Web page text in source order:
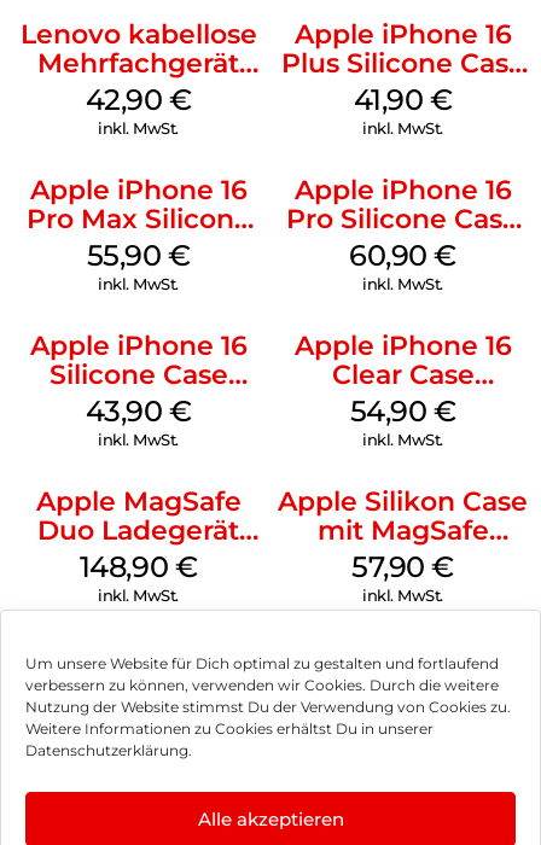
Um unsere Website für Dich optimal zu gestalten und fortlaufend
verbessern zu können, verwenden wir Cookies. Durch die weitere
Nutzung der Website stimmst Du der Verwendung von Cookies zu.
Weitere Informationen zu Cookies erhältst Du in unserer
Datenschutzerklärung.
Alle akzeptieren
Lenovo kabellose
Mehrfachgerät
Luna Grey
42,90 €
inkl. MwSt.
Apple iPhone 16
Plus Silicone Case
MagSafe Stone
Gray
41,90 €
inkl. MwSt.
Apple iPhone 16
Pro Max Silicone
Case MagSafe
Stone Gray
55,90 €
inkl. MwSt.
Apple iPhone 16
Pro Silicone Case
MagSafe Stone
Gray
60,90€
inkl. MwSt.
Apple iPhone 16
Silicone Case
MagSafe Plum
43,90 €
inkl. MwSt.
Apple iPhone 16
Clear Case
MagSafe
Transparent
54,90 €
inkl. MwSt.
Apple MagSafe
Duo Ladegerät
Weiß
148,90 €
inkl. MwSt.
Apple Silikon Case
mit MagSafe
iPhone 14 Pro
(PRODUCT)RED
57,90€
inkl. MwSt.
Impressum